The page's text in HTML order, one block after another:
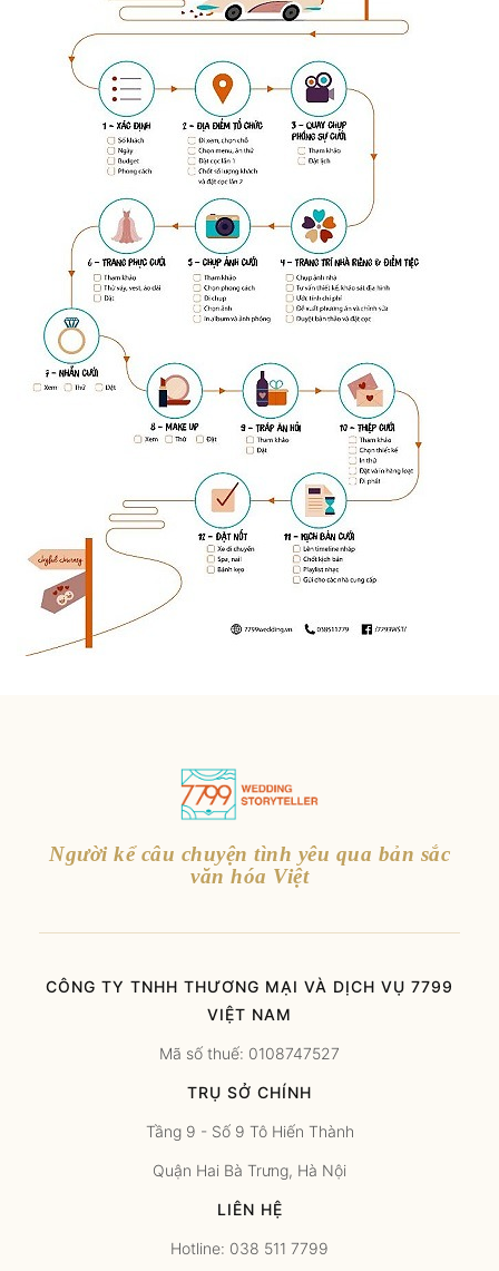
Người kể câu chuyện tình yêu qua bản sắc
văn hóa Việt
CÔNG TY TNHH THƯƠNG MẠI VÀ DỊCH VỤ 7799
VIỆT NAM
Mã số thuế: 0108747527
TRỤ SỞ CHÍNH
Tầng 9 - Số 9 Tô Hiến Thành
Quận Hai Bà Trưng, Hà Nội
LIÊN HỆ
Hotline: 038 511 7799